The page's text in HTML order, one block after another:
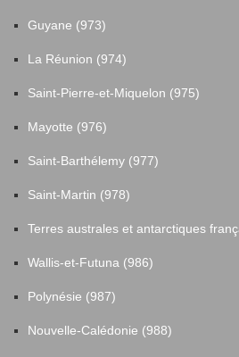
Guyane (973)
La Réunion (974)
Saint-Pierre-et-Miquelon (975)
Mayotte (976)
Saint-Barthélemy (977)
Saint-Martin (978)
Terres australes et antarctiques
Wallis-et-Futuna (986)
Polynésie (987)
Nouvelle-Calédonie (988)